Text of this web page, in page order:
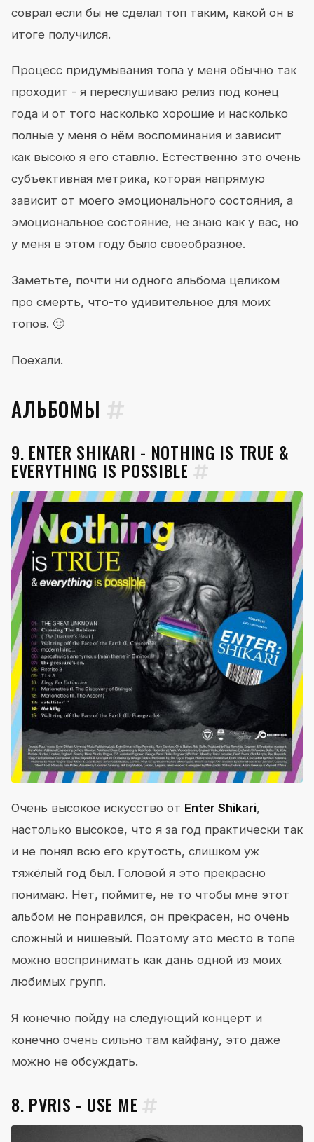
соврал если бы не сделал топ таким, какой он в
итоге получился.
Процесс придумывания топа у меня обычно так
проходит - я переслушиваю релиз под конец
года и от того насколько хорошие и насколько
полные у меня о нём воспоминания и зависит
как высоко я его ставлю. Естественно это очень
субъективная метрика, которая напрямую
зависит от моего эмоционального состояния, а
эмоциональное состояние, не знаю как у вас, но
у меня в этом году было своеобразное.
Заметьте, почти ни одного альбома целиком
про смерть, что-то удивительное для моих
топов. 🙂
Поехали.
АЛЬБОМЫ
9. ENTER SHIKARI - NOTHING IS TRUE &
EVERYTHING IS POSSIBLE
Очень высокое искусство от Enter Shikari,
настолько высокое, что я за год практически так
и не понял всю его крутость, слишком уж
тяжёлый год был. Головой я это прекрасно
понимаю. Нет, поймите, не то чтобы мне этот
альбом не понравился, он прекрасен, но очень
сложный и нишевый. Поэтому это место в топе
можно воспринимать как дань одной из моих
любимых групп.
Я конечно пойду на следующий концерт и
конечно очень сильно там кайфану, это даже
можно не обсуждать.
8. PVRIS - USE ME